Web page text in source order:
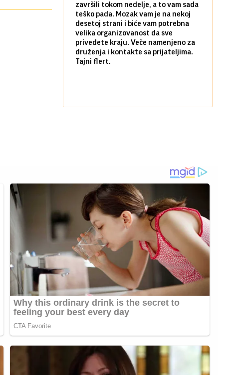
završili tokom nedelje, a to vam sada
teško pada. Mozak vam je na nekoj
desetoj strani i biće vam potrebna
velika organizovanost da sve
privedete kraju. Veče namenjeno za
druženja i kontakte sa prijateljima.
Tajni flert.